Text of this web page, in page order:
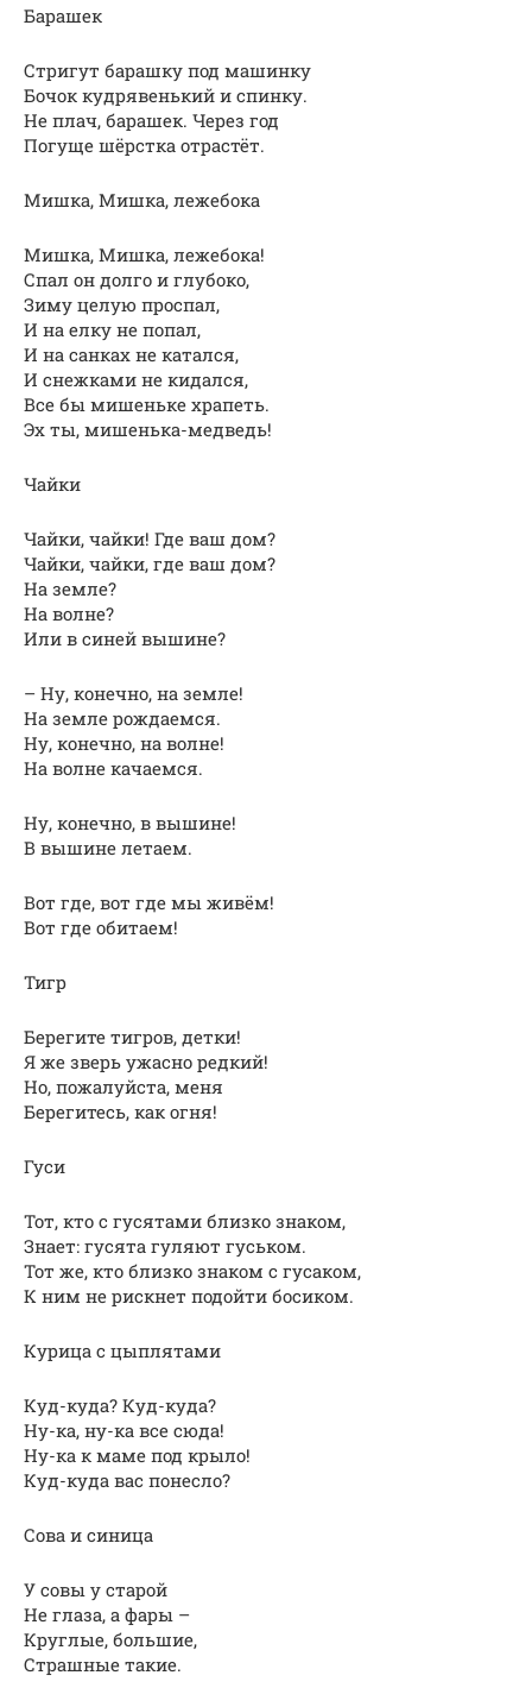
Барашек
Стригут барашку под машинку
Бочок кудрявенький и спинку.
Не плач, барашек. Через год
Погуще шёрстка отрастёт.
Мишка, Мишка, лежебока
Мишка, Мишка, лежебока!
Спал он долго и глубоко,
Зиму целую проспал,
И на елку не попал,
И на санках не катался,
И снежками не кидался,
Все бы мишеньке храпеть.
Эх ты, мишенька-медведь!
Чайки
Чайки, чайки! Где ваш дом?
Чайки, чайки, где ваш дом?
На земле?
На волне?
Или в синей вышине?
– Ну, конечно, на земле!
На земле рождаемся.
Ну, конечно, на волне!
На волне качаемся.
Ну, конечно, в вышине!
В вышине летаем.
Вот где, вот где мы живём!
Вот где обитаем!
Тигр
Берегите тигров, детки!
Я же зверь ужасно редкий!
Но, пожалуйста, меня
Берегитесь, как огня!
Гуси
Тот, кто с гусятами близко знаком,
Знает: гусята гуляют гуськом.
Тот же, кто близко знаком с гусаком,
К ним не рискнет подойти босиком.
Курица с цыплятами
Куд-куда? Куд-куда?
Ну-ка, ну-ка все сюда!
Ну-ка к маме под крыло!
Куд-куда вас понесло?
Сова и синица
У совы у старой
Не глаза, а фары –
Круглые, большие,
Страшные такие.